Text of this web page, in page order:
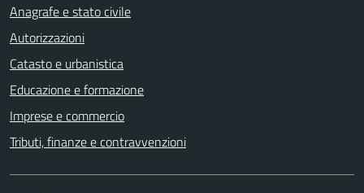
Anagrafe e stato civile
Autorizzazioni
Catasto e urbanistica
Educazione e formazione
Imprese e commercio
Tributi, finanze e contravvenzioni